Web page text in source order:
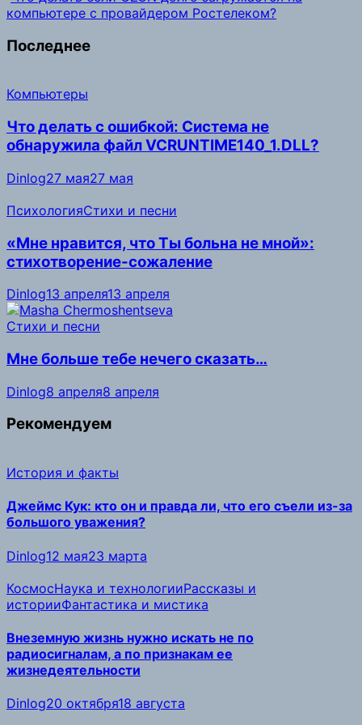
компьютере с провайдером Ростелеком?
Последнее
Компьютеры
Что делать с ошибкой: Система не
обнаружила файл VCRUNTIME140_1.DLL?
Dinlog27 мая27 мая
ПсихологияСтихи и песни
«Мне нравится, что Ты больна не мной»:
стихотворение-сожаление
Dinlog13 апреля13 апреля
Стихи и песни
Мне больше тебе нечего сказать…
Dinlog8 апреля8 апреля
Рекомендуем
История и факты
Джеймс Кук: кто он и правда ли, что его съели из-за
большого уважения?
Dinlog12 мая23 марта
КосмосНаука и технологииРассказы и
историиФантастика и мистика
Внеземную жизнь нужно искать не по
радиосигналам, а по признакам ее
жизнедеятельности
Dinlog20 октября18 августа